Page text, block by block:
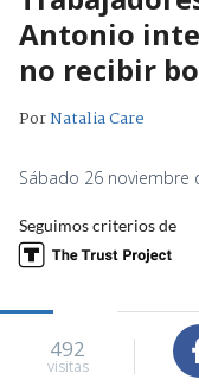
Antonio
no recibir
PorNatalia Care
Sábado 26 noviembre
Seguimos criterios de
492
visitas